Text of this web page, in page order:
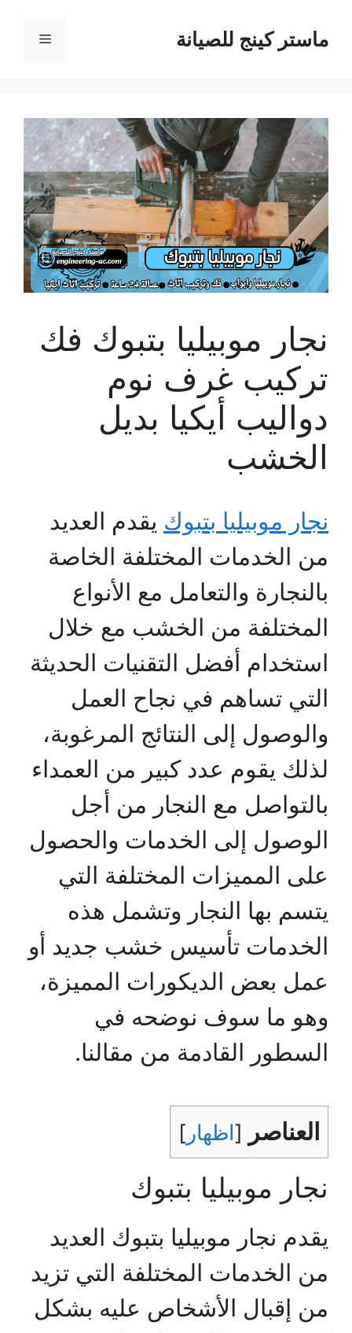
المحتوىماستر كينج للصيانة القائمة
نجار موبيليا بتبوك فك
تركيب غرف نوم
دواليب أيكيا بديل
الخشب
نجار موبيليا بتبوك يقدم العديد
من الخدمات المختلفة الخاصة
بالنجارة والتعامل مع الأنواع
المختلفة من الخشب مع خلال
استخدام أفضل التقنيات الحديثة
التي تساهم في نجاح العمل
والوصول إلى النتائج المرغوبة،
لذلك يقوم عدد كبير من العمداء
بالتواصل مع النجار من أجل
الوصول إلى الخدمات والحصول
على المميزات المختلفة التي
يتسم بها النجار وتشمل هذه
الخدمات تأسيس خشب جديد أو
عمل بعض الديكورات المميزة،
وهو ما سوف نوضحه في
السطور القادمة من مقالنا.
العناصر [اظهار ]
نجار موبيليا بتبوك
يقدم نجار موبيليا بتبوك العديد
من الخدمات المختلفة التي تزيد
من إقبال الأشخاص عليه بشكل